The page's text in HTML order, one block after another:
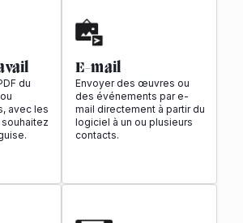
du
avec les
E-mail
Envoyer des œuvres ou
des événements par e-
mail directement à partir du
logiciel à un ou plusieurs
contacts.